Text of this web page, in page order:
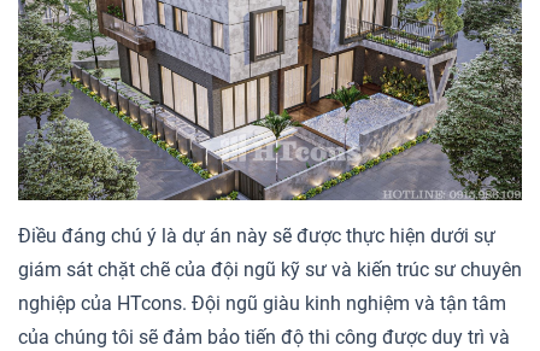
Điều đáng chú ý là dự án này sẽ được thực hiện dưới sự
giám sát chặt chẽ của đội ngũ kỹ sư và kiến trúc sư chuyên
nghiệp của HTcons. Đội ngũ giàu kinh nghiệm và tận tâm
của chúng tôi sẽ đảm bảo tiến độ thi công được duy trì và